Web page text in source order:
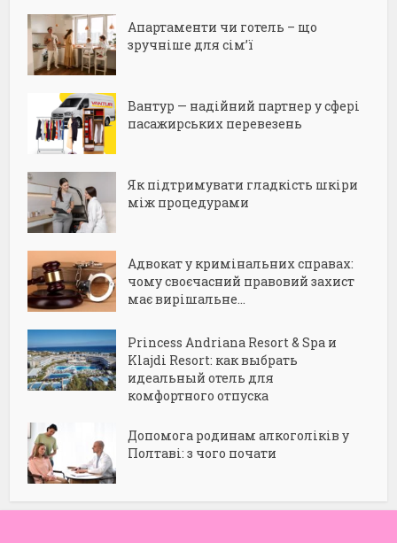
Апартаменти чи готель – що
зручніше для сім’ї
Вантур — надійний партнер у сфері
пасажирських перевезень
Як підтримувати гладкість шкіри
між процедурами
Адвокат у кримінальних справах:
чому своєчасний правовий захист
має вирішальне...
Princess Andriana Resort & Spa и
Klajdi Resort: как выбрать
идеальный отель для
комфортного отпуска
Допомога родинам алкоголіків у
Полтаві: з чого почати